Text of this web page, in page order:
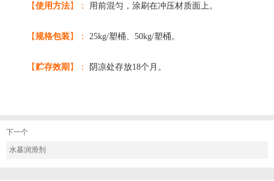
【使用方法】： 用前混匀，涂刷在冲压材质面上。
【规格包装】： 25kg/塑桶、50kg/塑桶。
【 贮存效期 】： 阴凉处存放18个月。
下一个
水基润滑剂